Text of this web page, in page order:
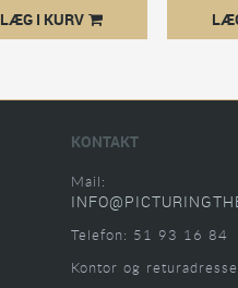
LÆG I KURV
KONTAKT
Mail:
Telefon: 51 93 16 84
Kontor og